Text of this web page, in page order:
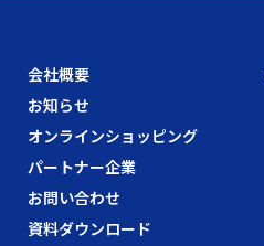
会社概要
お知らせ
オンラインショッピング
パートナー企業
お問い合わせ
資料ダウンロード